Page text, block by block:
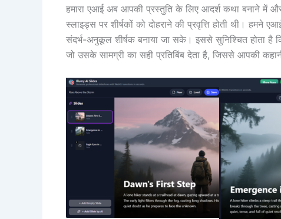
हमारा एआई अब आपकी प्रस्तुति के लिए आदर्श कथा बनाने में
स्लाइड्स पर शीर्षकों को दोहराने की प्रवृत्ति होती थी। हमने
संदर्भ-अनुकूल शीर्षक बनाया जा सके। इससे सुनिश्चित होता
जो उसके सामग्री का सही प्रतिबिंब देता है, जिससे आपकी